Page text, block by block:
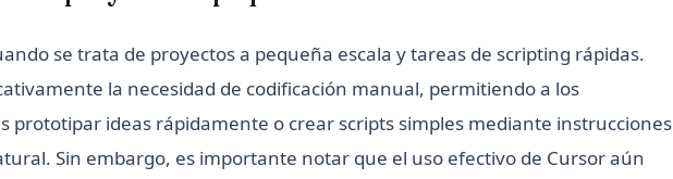
se trata de proyectos a pequeña escala y tareas de scripting rápidas.
la necesidad de codificación manual, permitiendo a los
prototipar ideas rápidamente o crear scripts simples mediante instrucciones
Sin embargo, es importante notar que el uso efectivo de Cursor aún